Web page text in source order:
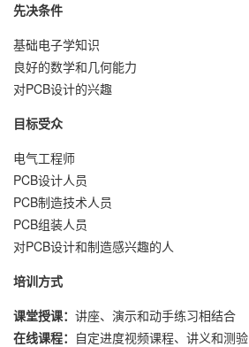
先决条件
基础电子学知识
良好的数学和几何能力
对PCB设计的兴趣
目标受众
电气工程师
PCB设计人员
PCB制造技术人员
PCB组装人员
对PCB设计和制造感兴趣的人
培训方式
课堂授课： 讲座、演示和动手练习相结合
在线课程： 自定进度视频课程、讲义和测验